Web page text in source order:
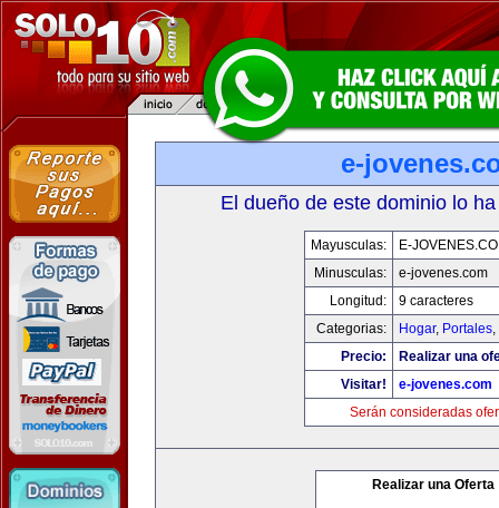
e-
El dueño de este dominio lo
Mayusculas:
E-
Minusculas:
e-jovenes.com
Longitud:
9 caracteres
Categorias:
Hogar, Portales,
Precio:
Realizar una
Visitar!
e-jovenes.com
Serán consideradas
Realizar una Oferta